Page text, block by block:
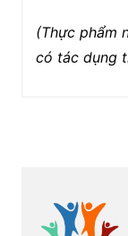
(Thực phẩm
có tác dụng